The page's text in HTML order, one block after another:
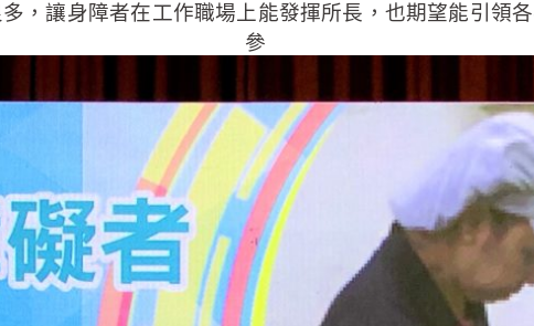
，讓身障者在工作職場上能發揮所長，也期望能引領
參